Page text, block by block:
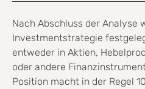
Nach Abschluss der Analyse
Investmentstrategie
entweder in Aktien,
oder andere
Position macht in der Regel